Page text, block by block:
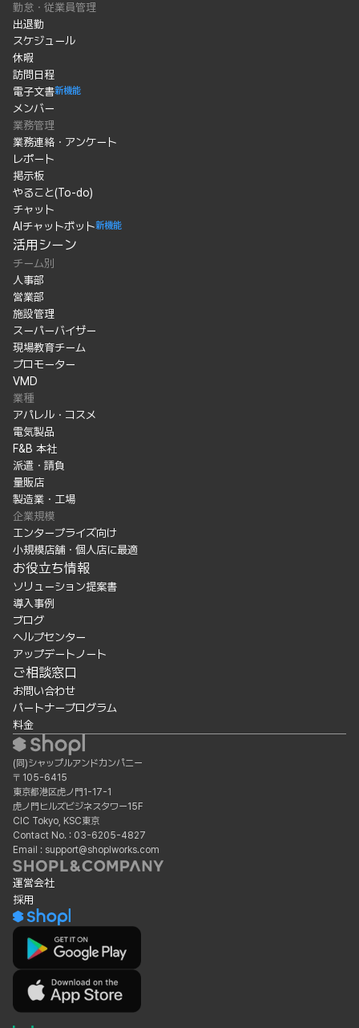
勤怠・従業員管理
出退勤
スケジュール
休暇
訪問日程
電子文書新機能
メンバー
業務管理
業務連絡・アンケート
レポート
掲示板
やること(To-do)
チャット
AIチャットボット新機能
活用シーン
チーム別
人事部
営業部
施設管理
スーパーバイザー
現場教育チーム
プロモーター
VMD
業種
アパレル・コスメ
電気製品
F&B 本社
派遣・請負
量販店
製造業・工場
企業規模
エンタープライズ向け
小規模店舗・個人店に最適
お役立ち情報
ソリューション提案書
導入事例
ブログ
ヘルプセンター
アップデートノート
ご相談窓口
お問い合わせ
パートナープログラム
料金
(同)シャップルアンドカンパニー
〒105-6415
東京都港区虎ノ門1-17-1
虎ノ門ヒルズビジネスタワー15F
CIC Tokyo, KSC東京
Contact No. : 03-6205-4827
Email : support@shoplworks.com
運営会社
採用